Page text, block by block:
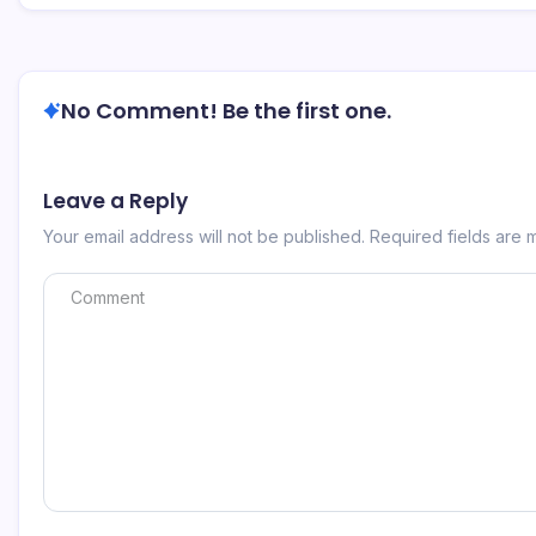
No Comment! Be the first one.
Leave a Reply
Your email address will not be published. Required fields are